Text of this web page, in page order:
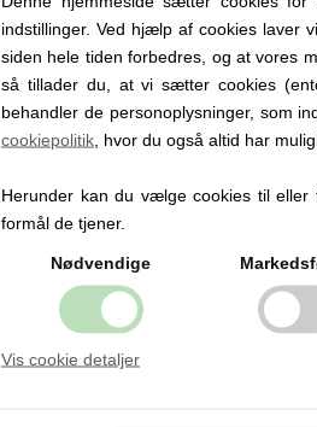
indstillinger. Ved hjælp af cookies laver
siden hele tiden forbedres, og at vores
så tillader du, at vi sætter cookies
behandler de personoplysninger, som
cookiepolitik , hvor du også altid har
Herunder kan du vælge cookies til
formål de tjener.
Nødvendige
Vis cookie detaljer
GLOW
GLOW sutter har en
ønsker færre natlige
Motivsutter
Motivsutter giver
som en lille personlig
Sutter med
barnets sut i vuggestue,